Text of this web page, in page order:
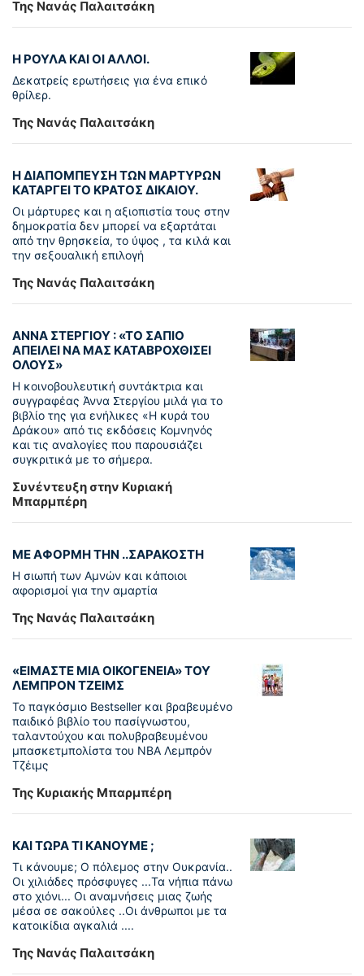
Της Νανάς Παλαιτσάκη
Η ΡΟΥΛΑ ΚΑΙ ΟΙ ΑΛΛΟΙ.
Δεκατρείς ερωτήσεις για ένα επικό
θρίλερ.
Της Νανάς Παλαιτσάκη
Η ΔΙΑΠΟΜΠΕΥΣΗ ΤΩΝ ΜΑΡΤΥΡΩΝ
ΚΑΤΑΡΓΕΙ ΤΟ ΚΡΑΤΟΣ ΔΙΚΑΙΟΥ.
Οι μάρτυρες και η αξιοπιστία τους στην
δημοκρατία δεν μπορεί να εξαρτάται
από την θρησκεία, το ύψος , τα κιλά και
την σεξουαλική επιλογή
Της Νανάς Παλαιτσάκη
ΑΝΝΑ ΣΤΕΡΓΙΟΥ : «ΤΟ ΣΑΠΙΟ
ΑΠΕΙΛΕΙ ΝΑ ΜΑΣ ΚΑΤΑΒΡΟΧΘΙΣΕΙ
ΟΛΟΥΣ»
Η κοινοβουλευτική συντάκτρια και
συγγραφέας Άννα Στεργίου μιλά για το
βιβλίο της για ενήλικες «Η κυρά του
Δράκου» από τις εκδόσεις Κομνηνός
και τις αναλογίες που παρουσιάζει
συγκριτικά με το σήμερα.
Συνέντευξη στην Κυριακή
Μπαρμπέρη
ΜΕ ΑΦΟΡΜΗ ΤΗΝ ..ΣΑΡΑΚΟΣΤΗ
Η σιωπή των Αμνών και κάποιοι
αφορισμοί για την αμαρτία
Της Νανάς Παλαιτσάκη
«ΕΙΜΑΣΤΕ ΜΙΑ ΟΙΚΟΓΕΝΕΙΑ» ΤΟΥ
ΛΕΜΠΡΟΝ ΤΖΕΙΜΣ
To παγκόσµιο Bestseller και βραβευµένο
παιδικό βιβλίο του πασίγνωστου,
ταλαντούχου και πολυβραβευµένου
µπασκετµπολίστα του NBA Λεµπρόν
Τζέιμς
Της Κυριακής Μπαρμπέρη
ΚΑΙ ΤΩΡΑ ΤΙ ΚΑΝΟΥΜΕ ;
Τι κάνουμε; Ο πόλεμος στην Ουκρανία..
Οι χιλιάδες πρόσφυγες ...Τα νήπια πάνω
στο χιόνι... Οι αναμνήσεις μιας ζωής
μέσα σε σακούλες ..Οι άνθρωποι με τα
κατοικίδια αγκαλιά ....
Της Νανάς Παλαιτσάκη